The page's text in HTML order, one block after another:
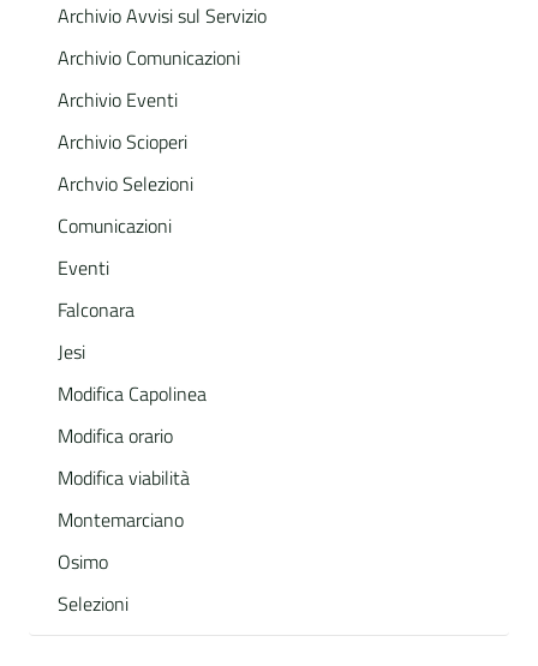
Archivio Avvisi sul Servizio
Archivio Comunicazioni
Archivio Eventi
Archivio Scioperi
Archvio Selezioni
Comunicazioni
Eventi
Falconara
Jesi
Modifica Capolinea
Modifica orario
Modifica viabilità
Montemarciano
Osimo
Selezioni